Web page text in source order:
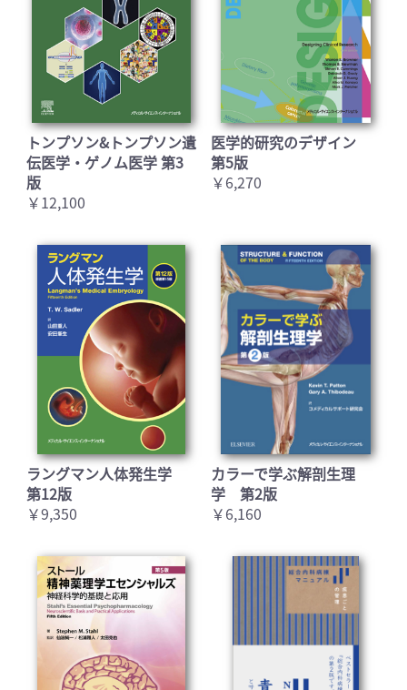
トンプソン&トンプソン遺
伝医学・ゲノム医学 第3
版
￥12,100
医学的研究のデザイン
第5版
￥6,270
ラングマン人体発生学
第12版
￥9,350
カラーで学ぶ解剖生理
学 第2版
￥6,160